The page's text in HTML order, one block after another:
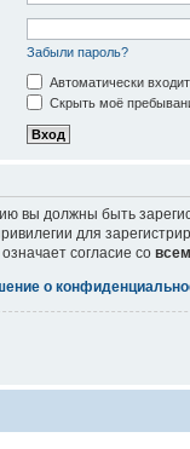
Забыли пароль?
Автоматически
Скрыть моё
вы должны быть
для
согласие со
о